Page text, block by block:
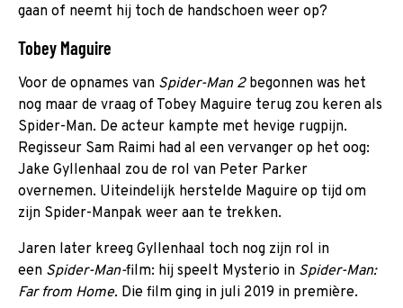
gaan of neemt hij toch de handschoen weer op?
Tobey Maguire
Voor de opnames van Spider-Man 2begonnen was het
nog maar de vraag of Tobey Maguire terug zou keren als
Spider-Man. De acteur kampte met hevige rugpijn.
Regisseur Sam Raimi had al een vervanger op het oog:
Jake Gyllenhaal zou de rol van Peter Parker
overnemen. Uiteindelijk herstelde Maguire op tijd om
zijn Spider-Manpak weer aan te trekken.
Jaren later kreeg Gyllenhaal toch nog zijn rol in
een Spider-Man-film: hij speelt Mysterio in Spider-Man:
Far from Home. Die film ging in juli 2019 in première.